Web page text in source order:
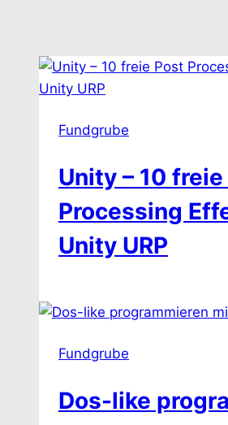
Fundgrube
Unity – 10
Processing
Unity URP
Fundgrube
Dos-like